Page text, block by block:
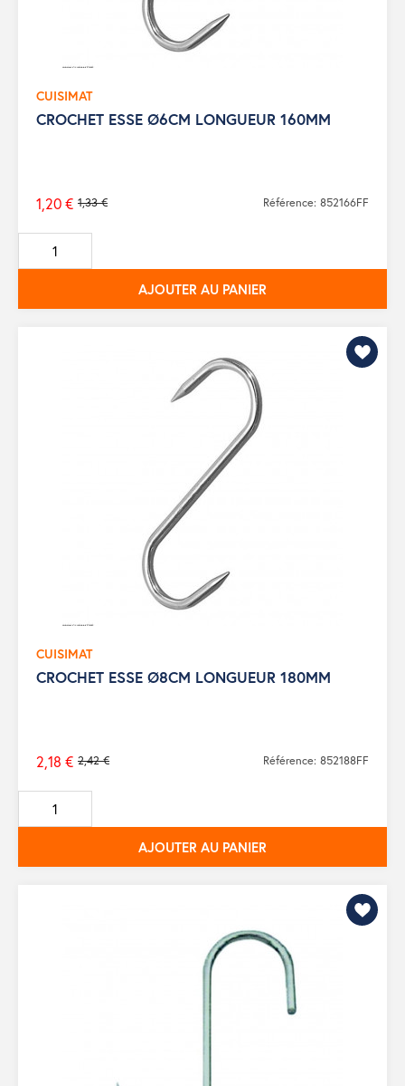
CUISIMAT
CROCHET ESSE Ø6CM LONGUEUR 160MM
Prix
de
base
1,33 €
1,20 € Référence: 852166FF
AJOUTER AU PANIER
CUISIMAT
CROCHET ESSE Ø8CM LONGUEUR 180MM
Prix
de
base
2,42 €
2,18 € Référence: 852188FF
AJOUTER AU PANIER